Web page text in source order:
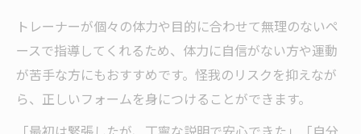
トレーナーが個々の体力や目的に合わせて無理のないペ
ースで指導してくれるため、体力に自信がない方や運動
が苦手な方にもおすすめです。怪我のリスクを抑えなが
ら、正しいフォームを身につけることができます。